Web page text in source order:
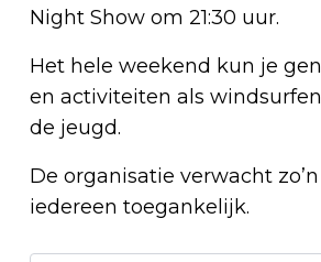
Night Show om 21:30 uur.
Het hele weekend kun je
en activiteiten als
de jeugd.
De organisatie verwacht
iedereen toegankelijk.